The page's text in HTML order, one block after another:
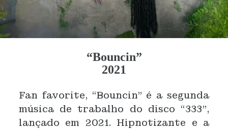
“Bouncin”
2021
Fan favorite, “Bouncin” é a segunda
música de trabalho do disco “333”,
lançado em 2021. Hipnotizante e a